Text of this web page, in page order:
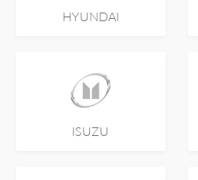
HYUNDAI
ISUZU